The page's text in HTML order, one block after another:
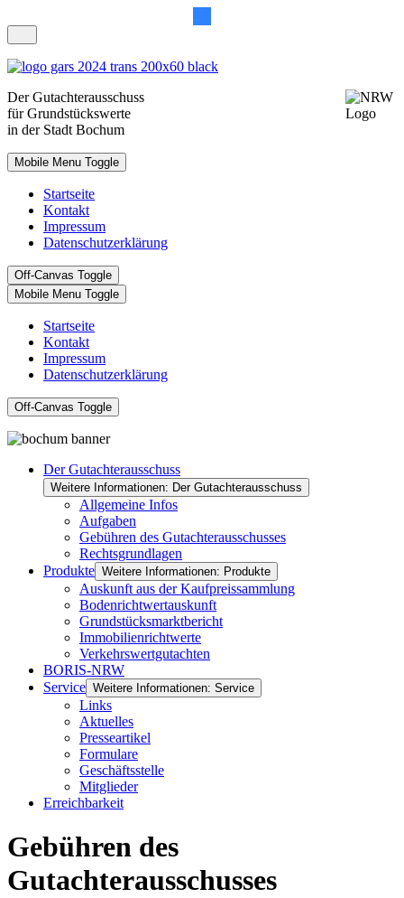
DerGutachterausschuss
für Grundstückswerte
in der Stadt Bochum
Mobile Menu Toggle
Startseite
Kontakt
Impressum
Datenschutzerklärung
Off-Canvas Toggle
Mobile Menu Toggle
Startseite
Kontakt
Impressum
Datenschutzerklärung
Off-Canvas Toggle
Der Gutachterausschuss
Weitere Informationen: Der Gutachterausschuss
Allgemeine Infos
Aufgaben
Gebühren des Gutachterausschusses
Rechtsgrundlagen
Produkte Weitere Informationen: Produkte
Auskunft aus der Kaufpreissammlung
Bodenrichtwertauskunft
Grundstücksmarktbericht
Immobilienrichtwerte
Verkehrswertgutachten
BORIS-NRW
Service Weitere Informationen: Service
Links
Aktuelles
Presseartikel
Formulare
Geschäftsstelle
Mitglieder
Erreichbarkeit
Gebühren des
Gutachterausschusses